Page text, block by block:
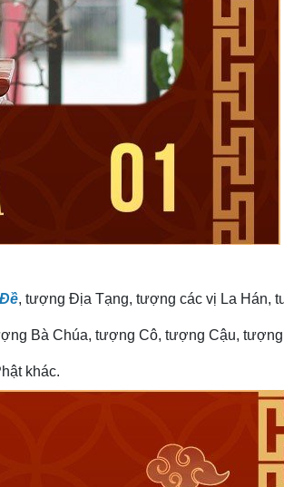
, tượng Địa Tạng, tượng các vị La Hán,
Bà Chúa, tượng Cô, tượng Cậu,
khác.